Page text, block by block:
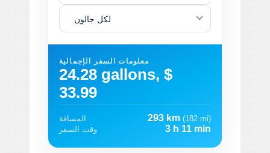
لكل جالون
معلومات السفر الإجمالية
24.28 gallons, $
33.99
المسافة 293 km (182 mi)
وقت السفر
3 h 11 min